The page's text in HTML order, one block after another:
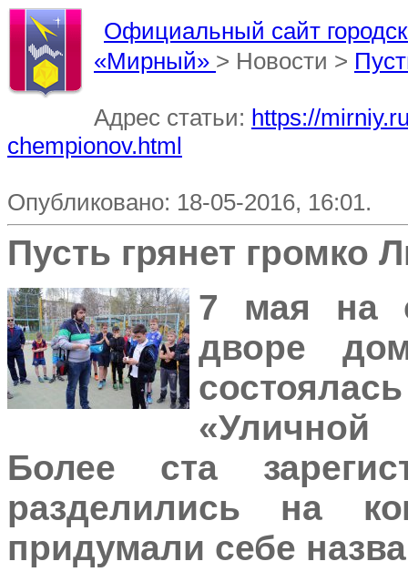
Официальный сайт
«Мирный» > Новости >
Адрес статьи: https://
chempionov.html
Опубликовано: 18-05-2016, 16:01.
Пусть грянет громко
7 мая на
дворе
«Уличной
Более ста
разделились на
придумали себе